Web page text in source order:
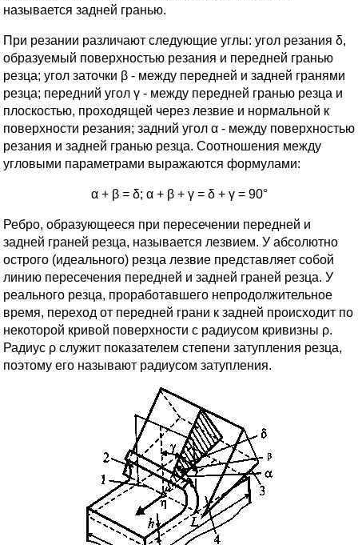
называется задней гранью.
При резании различают следующие углы: угол резания δ,
образуемый поверхностью резания и передней гранью
резца; угол заточки β - между передней и задней гранями
резца; передний угол γ - между передней гранью резца и
плоскостью, проходящей через лезвие и нормальной к
поверхности резания; задний угол α - между поверхностью
резания и задней гранью резца. Соотношения между
угловыми параметрами выражаются формулами:
α + β = δ; α + β + γ = δ + γ = 90°
Ребро, образующееся при пересечении передней и
задней граней резца, называется лезвием. У абсолютно
острого (идеального) резца лезвие представляет собой
линию пересечения передней и задней граней резца. У
реального резца, проработавшего непродолжительное
время, переход от передней грани к задней происходит по
некоторой кривой поверхности с радиусом кривизны ρ.
Радиус ρ служит показателем степени затупления резца,
поэтому его называют радиусом затупления.